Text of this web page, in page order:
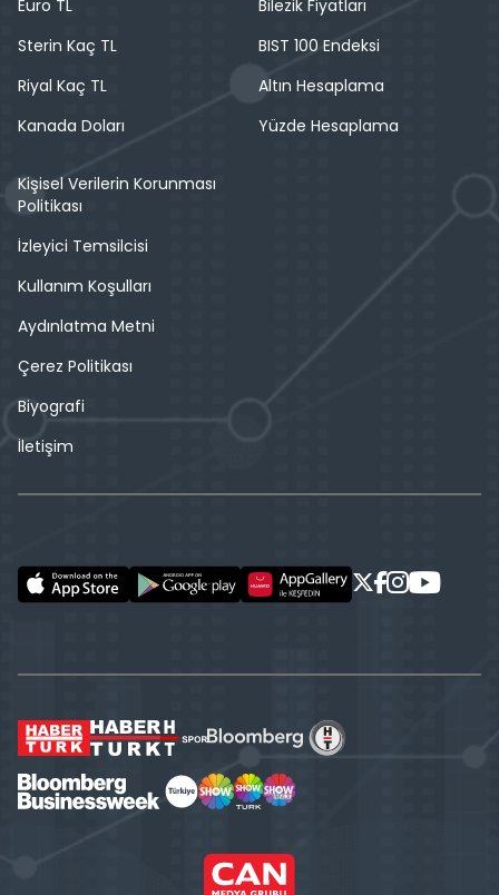
Euro TL
Sterin Kaç TL
Riyal Kaç TL
Kanada Doları
Bilezik Fiyatları
BIST 100 Endeksi
Altın Hesaplama
Yüzde Hesaplama
Kişisel Verilerin Korunması
Politikası
İzleyici Temsilcisi
Kullanım Koşulları
Aydınlatma Metni
Çerez Politikası
Biyografi
İletişim